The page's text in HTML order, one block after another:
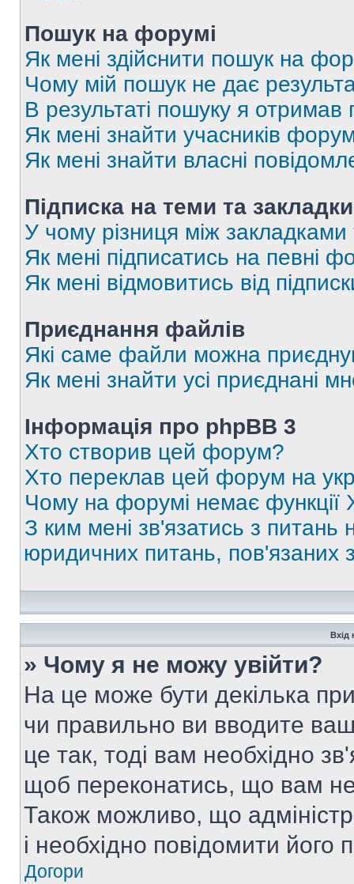
Пошук на форумі
Як мені здійснити пошук на
Чому мій пошук не дає
В результаті пошуку я отримав
Як мені знайти учасників
Як мені знайти власні
Підписка на теми та закладки
У чому різниця між закладками
Як мені підписатись на певні
Як мені відмовитись від
Приєднання файлів
Які саме файли можна
Як мені знайти усі приєднані
Інформація про phpBB 3
Хто створив цей форум?
Хто переклав цей форум на
Чому на форумі немає функції
З ким мені зв'язатись з питань
юридичних питань,
Вхід
» Чому я не можу увійти?
На це може бути декілька
чи правильно ви вводите
це так, тоді вам необхідно
щоб переконатись, що вам
Також можливо, що
і необхідно повідомити
Догори